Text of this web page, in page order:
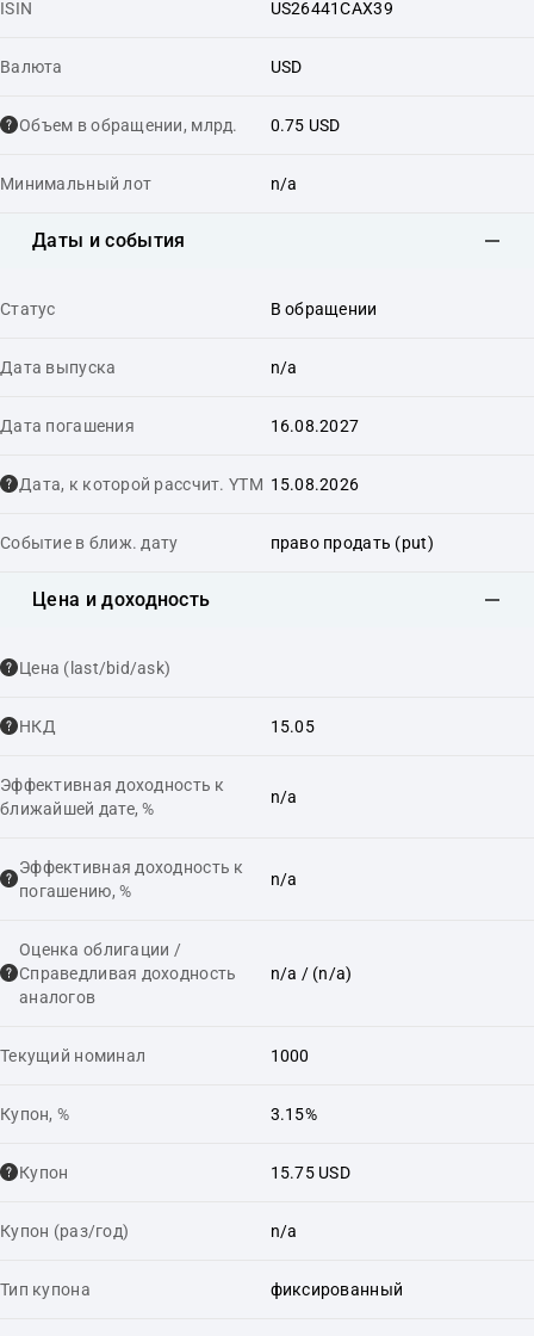
ISIN US26441CAX39
Валюта USD
Объем в обращении, млрд. 0.75 USD
Минимальный лот n/a
Даты и события
Статус В обращении
Дата выпуска n/a
Дата погашения 16.08.2027
Дата, к которой рассчит. YTM 15.08.2026
Событие в ближ. дату право продать (put)
Цена и доходность
Цена (last/bid/ask)
НКД 15.05
Эффективная доходность к
ближайшей дате, %
n/a
Эффективная доходность к
погашению, %
n/a
Оценка облигации /
Справедливая доходность
аналогов
n/a / (n/a)
Текущий номинал 1000
Купон, % 3.15%
Купон 15.75 USD
Купон (раз/год) n/a
Тип купона фиксированный